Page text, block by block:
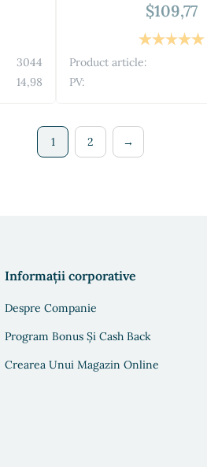
3044
14,98
$109,77
Product article:
PV:
1 2 →
Informații corporative
Despre Companie
Program Bonus Și Cash Back
Crearea Unui Magazin Online